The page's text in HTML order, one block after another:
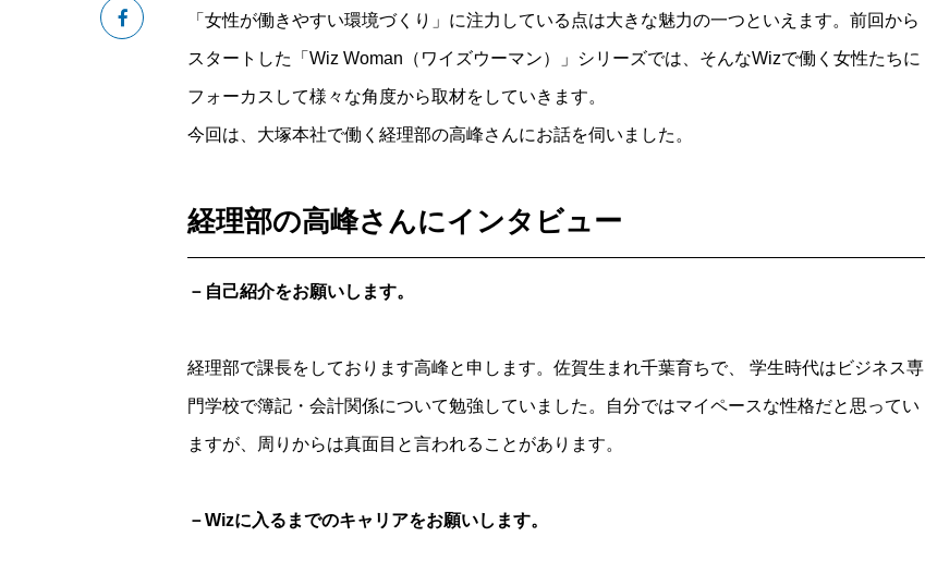
「女性が働きやすい環境づくり」に注力している点は大きな魅力の一つといえます。前回から
スタートした「Wiz Woman（ワイズウーマン）」シリーズでは、そんなWizで働く女性たちに
フォーカスして様々な角度から取材をしていきます。
今回は、大塚本社で働く経理部の高峰さんにお話を伺いました。
経理部の高峰さんにインタビュー
－自己紹介をお願いします。
経理部で課長をしております高峰と申します。佐賀生まれ千葉育ちで、 学生時代はビジネス専
門学校で簿記・会計関係について勉強していました。自分ではマイペースな性格だと思ってい
ますが、周りからは真面目と言われることがあります。
－Wizに入るまでのキャリアをお願いします。